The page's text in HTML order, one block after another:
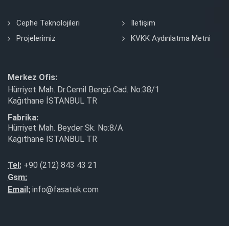
Cephe Teknolojileri
Projelerimiz
İletişim
KVKK Aydınlatma Metni
Merkez Ofis:
Hürriyet Mah. Dr.Cemil Bengü Cad. No:38/1
Kağıthane İSTANBUL TR
Fabrika:
Hürriyet Mah. Beyder Sk. No:8/A
Kağıthane İSTANBUL TR
Tel: +90 (212) 843 43 21
Gsm:
Email: info@fasatek.com